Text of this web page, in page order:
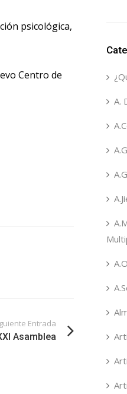
psicológica,
Centro de
Entrada
Asamblea
A.